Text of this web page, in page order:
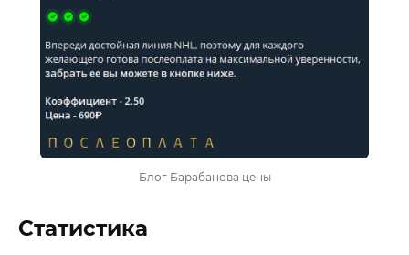
Блог Барабанова цены
Статистика